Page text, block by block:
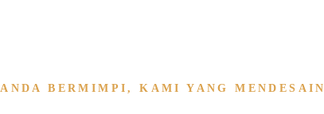
ANDA BERMIMPI, KAMI YANG MENDESAIN